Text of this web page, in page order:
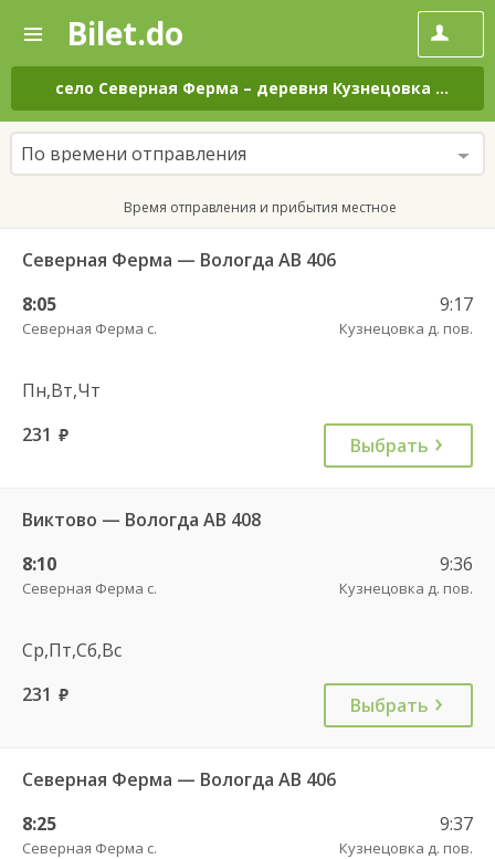
—
Поиск
и
покупка
билетов
на
автобус
онлайн
Bilet.do
село Северная Ферма – деревня Кузнецовка на
По времени отправления
Время отправления и прибытия местное
Северная Ферма — Вологда АВ 406
8:05
Северная Ферма с.
9:17
Кузнецовка д. пов.
Пн,Вт,Чт
231 руб. Выбрать
Виктово — Вологда АВ 408
8:10
Северная Ферма с.
9:36
Кузнецовка д. пов.
Ср,Пт,Сб,Вс
231 руб. Выбрать
Северная Ферма — Вологда АВ 406
8:25
Северная Ферма с.
9:37
Кузнецовка д. пов.